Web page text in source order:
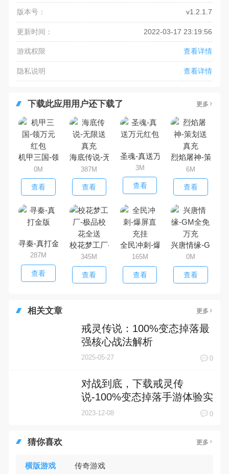
版本号： v1.2.1.7
更新时间： 2022-03-17 23:19:56
游戏权限 查看详情
隐私说明 查看详情
下载此应用用户还下载了 更多
机甲三国-领万元红包
0M
查看
海底传说-无限送真充
387M
查看
圣魂-真送万元红包
3M
查看
烈焰屠神-策划送
6M
查看
寻秦-真打金版
287M
查看
校花梦工厂-极品校花全送
345M
查看
全民冲刺-爆屏直充挂
165M
查看
兴唐情缘-GM全
0M
查看
相关文章 更多
戒灵传说：100%变态掉落最
强核心战法解析
2025-05-27 0
对战到底，下载戒灵传
说-100%变态掉落手游体验实
时PK乐趣！
2023-12-08 0
猜你喜欢 更多
横版游戏 传奇游戏